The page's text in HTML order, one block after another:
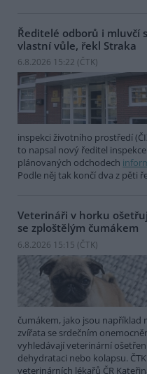
Ředitelé odborů i mluvčí
vlastní vůle, řekl Straka
6.8.2026 15:22 (ČTK)
inspekci životního prostředí
to napsal nový ředitel
plánovaných odchodech
Podle něj tak končí dva z pěti
Veterináři v horku
se zploštělým čumákem
6.8.2026 15:15 (ČTK)
čumákem, jako jsou například
zvířata se srdečním
vyhledávají veterinární
dehydrataci nebo kolapsu.
veterinárních lékařů ČR